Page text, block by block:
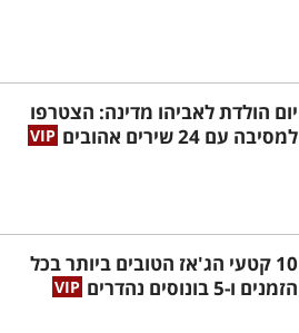
יום הולדת לאביהו מדינה: הצטרפו
למסיבה עם 24 שירים אהובים
10 קטעי הג'אז הטובים ביותר בכל
הזמנים ו-5 בונוסים נהדרים